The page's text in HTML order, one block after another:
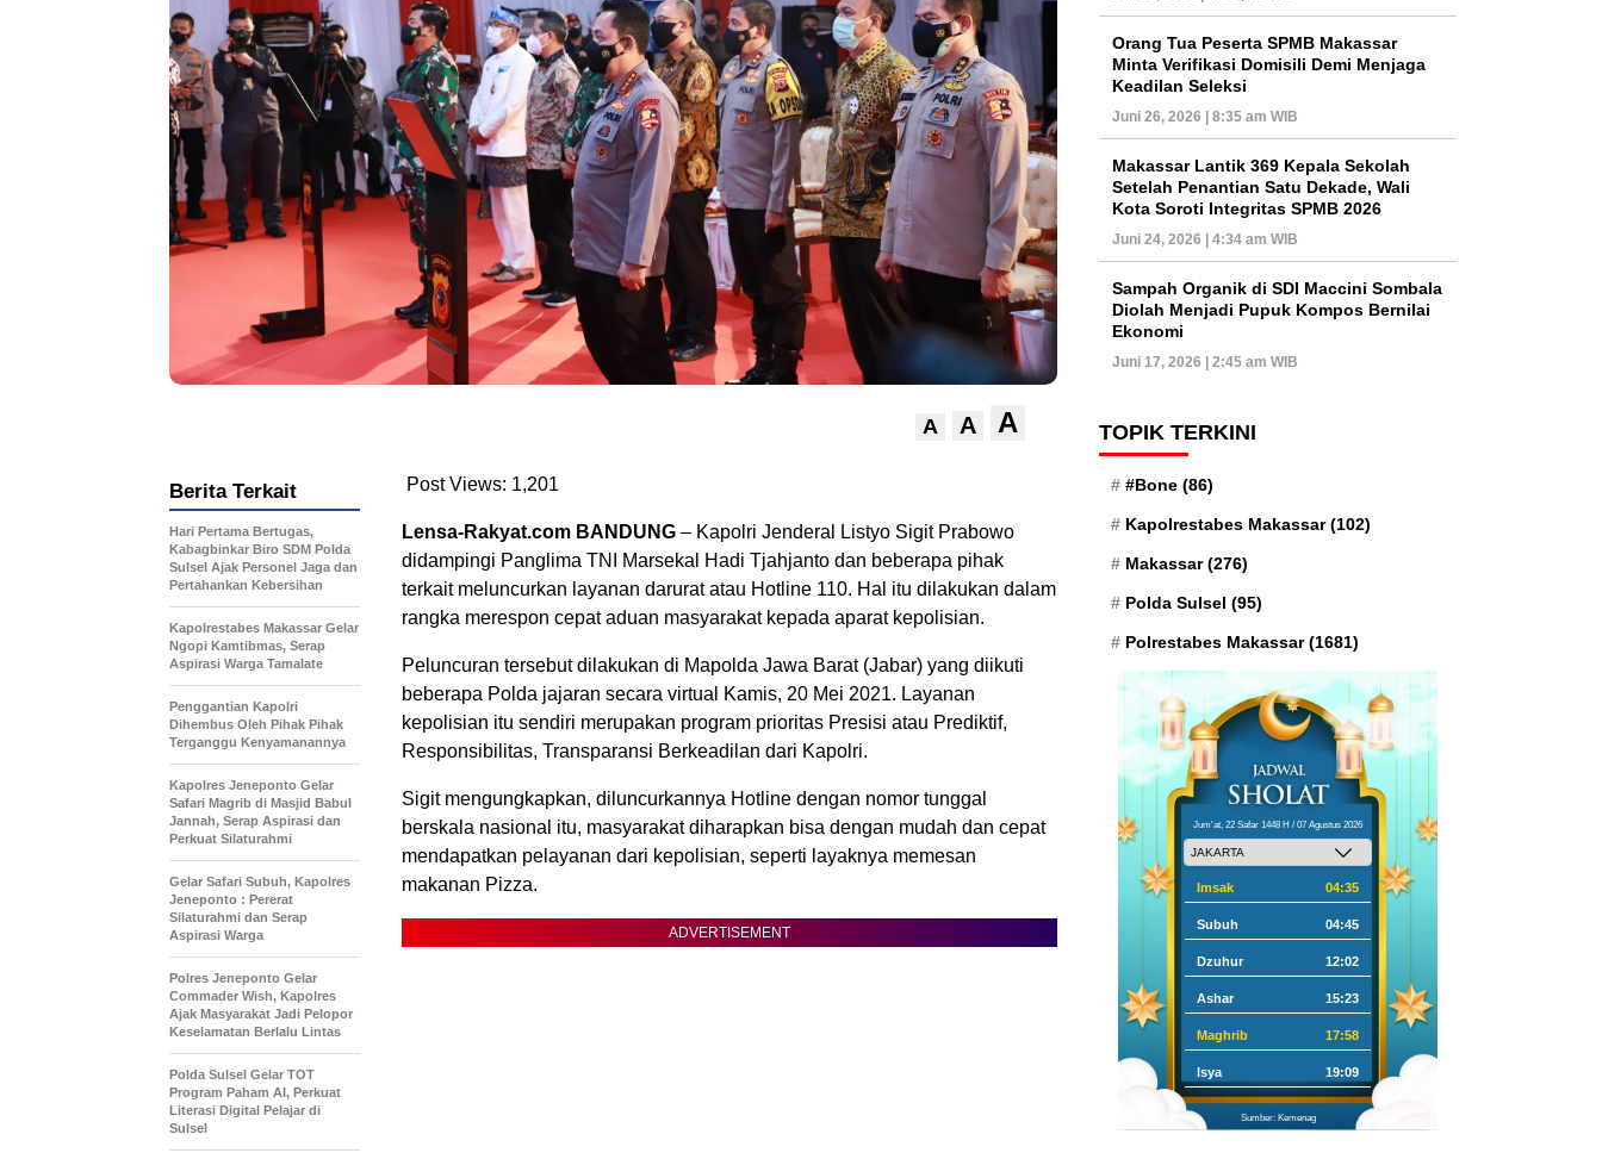
A A A
Post Views: 1,201
Lensa-Rakyat.com BANDUNG – Kapolri Jenderal Listyo Sigit Prabowo
didampingi Panglima TNI Marsekal Hadi Tjahjanto dan beberapa pihak
terkait meluncurkan layanan darurat atau Hotline 110. Hal itu dilakukan dalam
rangka merespon cepat aduan masyarakat kepada aparat kepolisian.
Peluncuran tersebut dilakukan di Mapolda Jawa Barat (Jabar) yang diikuti
beberapa Polda jajaran secara virtual Kamis, 20 Mei 2021. Layanan
kepolisian itu sendiri merupakan program prioritas Presisi atau Prediktif,
Responsibilitas, Transparansi Berkeadilan dari Kapolri.
Sigit mengungkapkan, diluncurkannya Hotline dengan nomor tunggal
berskala nasional itu, masyarakat diharapkan bisa dengan mudah dan cepat
mendapatkan pelayanan dari kepolisian, seperti layaknya memesan
makanan Pizza.
ADVERTISEMENT
Berita Terkait
Hari Pertama Bertugas,
Kabagbinkar Biro SDM Polda
Sulsel Ajak Personel Jaga dan
Pertahankan Kebersihan
Kapolrestabes Makassar Gelar
Ngopi Kamtibmas, Serap
Aspirasi Warga Tamalate
Penggantian Kapolri
Dihembus Oleh Pihak Pihak
Terganggu Kenyamanannya
Kapolres Jeneponto Gelar
Safari Magrib di Masjid Babul
Jannah, Serap Aspirasi dan
Perkuat Silaturahmi
Gelar Safari Subuh, Kapolres
Jeneponto : Pererat
Silaturahmi dan Serap
Aspirasi Warga
Polres Jeneponto Gelar
Commader Wish, Kapolres
Ajak Masyarakat Jadi Pelopor
Keselamatan Berlalu Lintas
Polda Sulsel Gelar TOT
Program Paham AI, Perkuat
Literasi Digital Pelajar di
Sulsel
Orang Tua Peserta SPMB Makassar
Minta Verifikasi Domisili Demi Menjaga
Keadilan Seleksi
Juni 26, 2026 | 8:35 am WIB
Makassar Lantik 369 Kepala Sekolah
Setelah Penantian Satu Dekade, Wali
Kota Soroti Integritas SPMB 2026
Juni 24, 2026 | 4:34 am WIB
Sampah Organik di SDI Maccini Sombala
Diolah Menjadi Pupuk Kompos Bernilai
Ekonomi
Juni 17, 2026 | 2:45 am WIB
TOPIK TERKINI
#Bone (86)
Kapolrestabes Makassar(102)
Makassar(276)
Polda Sulsel (95)
Polrestabes Makassar(1681)
Jum'at, 22 Safar 1448 H / 07 Agustus 2026
Imsak 04:35
Subuh 04:45
Dzuhur 12:02
Ashar 15:23
Maghrib 17:58
Isya 19:09
Sumber: Kemenag